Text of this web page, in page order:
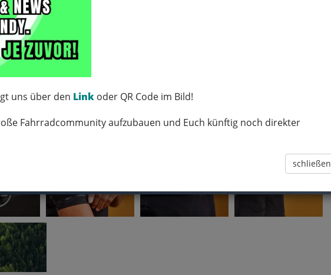
uns über den Link oder QR Code im Bild!
Fahrradcommunity aufzubauen und Euch künftig noch direkter
schließen